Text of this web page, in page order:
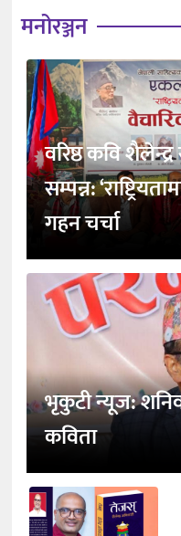
मनोरञ्जन
वरिष्ठ कवि
सम्पन्न:
गहन चर्चा
भृकुटी न्यूज:
कविता